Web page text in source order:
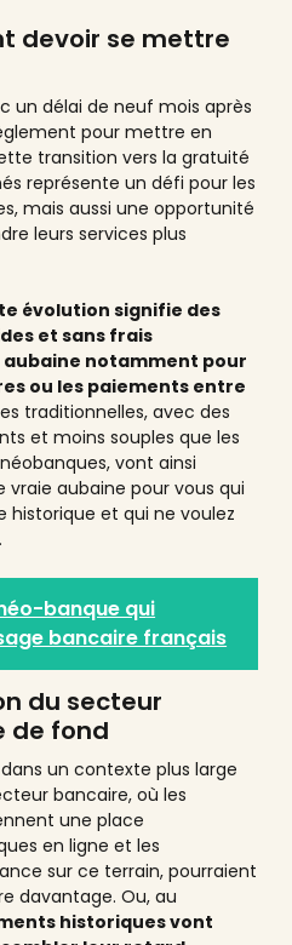
devoir se mettre
un délai de neuf mois après
pour mettre en
transition vers la gratuité
représente un défi pour les
mais aussi une opportunité
leurs services plus
évolution signifie des
et sans frais
notamment pour
ou les paiements entre
traditionnelles, avec des
et moins souples que les
vont ainsi
vraie aubaine pour vous qui
historique et qui ne voulez
banque qui
bancaire français
du secteur
de fond
un contexte plus large
bancaire, où les
une place
en ligne et les
sur ce terrain, pourraient
davantage. Ou, au
historiques vont